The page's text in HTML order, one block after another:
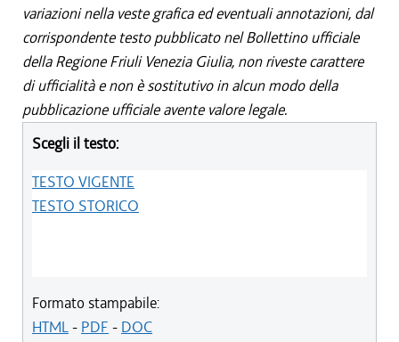
variazioni nella veste grafica ed eventuali annotazioni, dal
corrispondente testo pubblicato nel Bollettino ufficiale
della Regione Friuli Venezia Giulia, non riveste carattere
di ufficialità e non è sostitutivo in alcun modo della
pubblicazione ufficiale avente valore legale.
Scegli il testo:
TESTO VIGENTE
TESTO STORICO
Formato stampabile:
HTML- PDF - DOC